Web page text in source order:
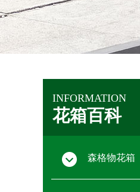
森格物花箱
INFORMATION
花箱百科